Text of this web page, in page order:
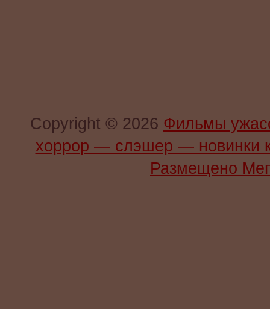
Copyright © 2026 Фильмы
хоррор — слэшер —
Размещено